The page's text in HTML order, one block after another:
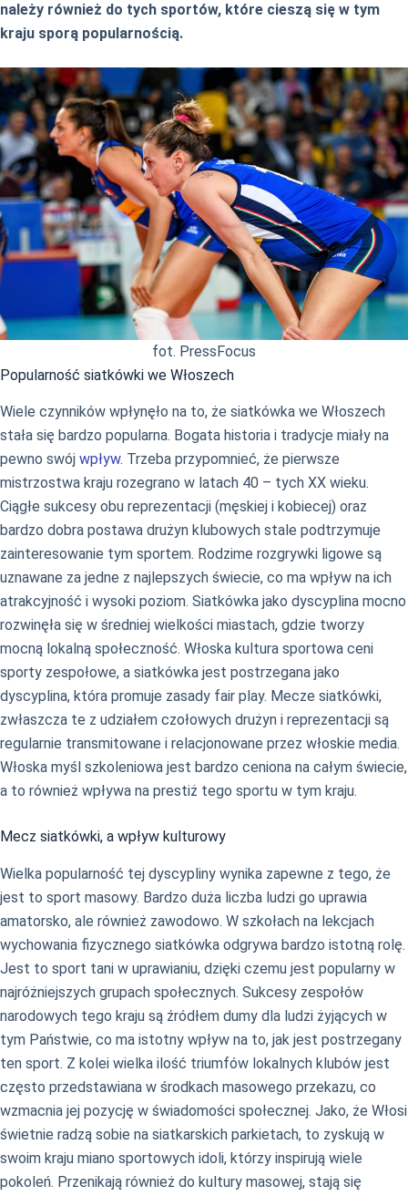
należy również do tych sportów, które cieszą się w tym
kraju sporą popularnością.
fot. PressFocus
Popularność siatkówki we Włoszech
Wiele czynników wpłynęło na to, że siatkówka we Włoszech
stała się bardzo popularna. Bogata historia i tradycje miały na
pewno swój wpływ. Trzeba przypomnieć, że pierwsze
mistrzostwa kraju rozegrano w latach 40 – tych XX wieku.
Ciągłe sukcesy obu reprezentacji (męskiej i kobiecej) oraz
bardzo dobra postawa drużyn klubowych stale podtrzymuje
zainteresowanie tym sportem. Rodzime rozgrywki ligowe są
uznawane za jedne z najlepszych świecie, co ma wpływ na ich
atrakcyjność i wysoki poziom. Siatkówka jako dyscyplina mocno
rozwinęła się w średniej wielkości miastach, gdzie tworzy
mocną lokalną społeczność. Włoska kultura sportowa ceni
sporty zespołowe, a siatkówka jest postrzegana jako
dyscyplina, która promuje zasady fair play. Mecze siatkówki,
zwłaszcza te z udziałem czołowych drużyn i reprezentacji są
regularnie transmitowane i relacjonowane przez włoskie media.
Włoska myśl szkoleniowa jest bardzo ceniona na całym świecie,
a to również wpływa na prestiż tego sportu w tym kraju.
Mecz siatkówki, a wpływ kulturowy
Wielka popularność tej dyscypliny wynika zapewne z tego, że
jest to sport masowy. Bardzo duża liczba ludzi go uprawia
amatorsko, ale również zawodowo. W szkołach na lekcjach
wychowania fizycznego siatkówka odgrywa bardzo istotną rolę.
Jest to sport tani w uprawianiu, dzięki czemu jest popularny w
najróżniejszych grupach społecznych. Sukcesy zespołów
narodowych tego kraju są źródłem dumy dla ludzi żyjących w
tym Państwie, co ma istotny wpływ na to, jak jest postrzegany
ten sport. Z kolei wielka ilość triumfów lokalnych klubów jest
często przedstawiana w środkach masowego przekazu, co
wzmacnia jej pozycję w świadomości społecznej. Jako, że Włosi
świetnie radzą sobie na siatkarskich parkietach, to zyskują w
swoim kraju miano sportowych idoli, którzy inspirują wiele
pokoleń. Przenikają również do kultury masowej, stają się